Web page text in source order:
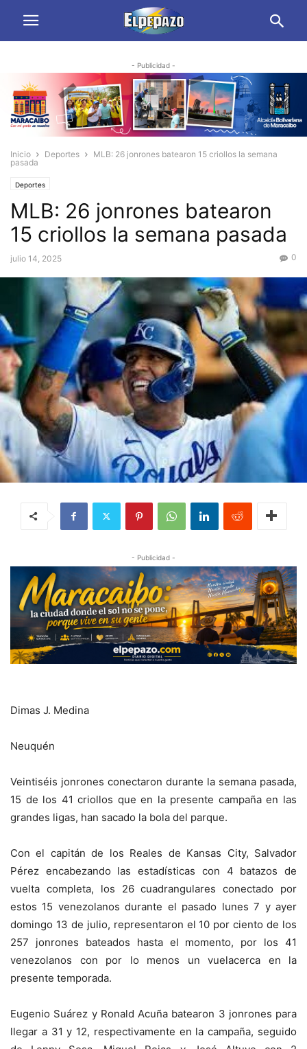
- Publicidad -
Inicio Deportes
MLB: 26 jonrones batearon 15 criollos la semana
pasada
Deportes
MLB: 26 jonrones batearon
15 criollos la semana pasada
julio 14, 2025 0
- Publicidad -
Dimas J. Medina
Neuquén
Veintiséis jonrones conectaron durante la semana pasada,
15 de los 41 criollos que en la presente campaña en las
grandes ligas, han sacado la bola del parque.
Con el capitán de los Reales de Kansas City, Salvador
Pérez encabezando las estadísticas con 4 batazos de
vuelta completa, los 26 cuadrangulares conectado por
estos 15 venezolanos durante el pasado lunes 7 y ayer
domingo 13 de julio, representaron el 10 por ciento de los
257 jonrones bateados hasta el momento, por los 41
venezolanos con por lo menos un vuelacerca en la
presente temporada.
Eugenio Suárez y Ronald Acuña batearon 3 jonrones para
llegar a 31 y 12, respectivamente en la campaña, seguido